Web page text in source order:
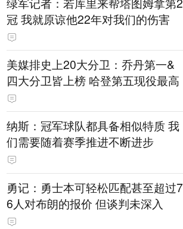
冠 我就原谅他22年对我们的伤害
美媒排史上20大分卫：乔丹第一&
四大分卫皆上榜 哈登第五现役最高
纳斯：冠军球队都具备相似特质 我
们需要随着赛季推进不断进步
勇记：勇士本可轻松匹配甚至超过7
6人对布朗的报价 但谈判未深入